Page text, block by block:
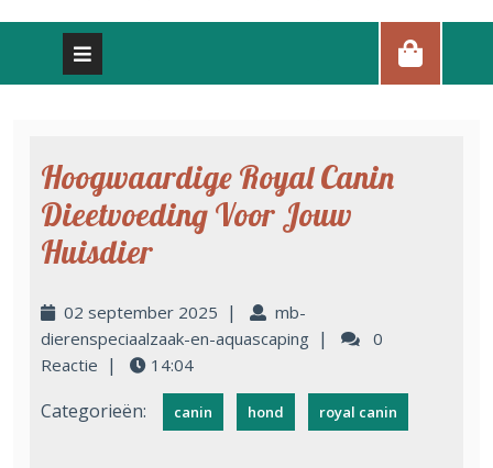
Hoogwaardige Royal Canin
Dieetvoeding Voor Jouw
Huisdier
02 september 2025 |
mb-
dierenspeciaalzaak-en-aquascaping |
0
Reactie | 14:04
Categorieën: canin hond royal canin